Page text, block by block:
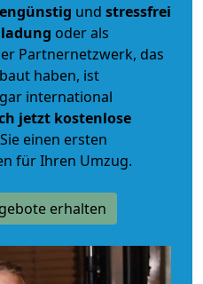
und stressfrei
oder als
Partnernetzwerk, das
haben, ist
international
jetzt kostenlose
einen ersten
für Ihren Umzug.
erhalten